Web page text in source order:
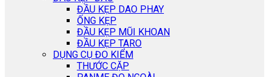
ĐẦU KẸP DAO PHAY
ỐNG KẸP
ĐẦU KẸP MŨI KHOAN
ĐẦU KẸP TARO
DỤNG CỤ ĐO KIỂM
THƯỚC CẶP